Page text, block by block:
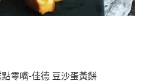
零嘴-佳德 豆沙蛋黃餅